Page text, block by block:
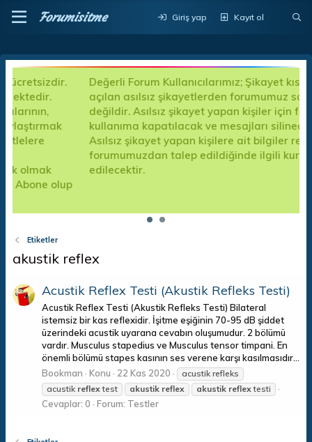
Forumisitme Giriş yap Kayıt ol
Değerli Forum Kullanıcılarımız; Şikayet kısımlarında
açılan asılsız şikayetlerden forumumuz sorumlu
değildir. Asılsız şikayet yapan kişiler için forum
kullanıma kapatılacak ve mesajları silinecektir.
Asılsız şikayet yapan kişilere ait bilgiler resmi kanalla
forumumuzdan talep edildiğinde ilgili kuruma teslim
edilecektir.
Etiketler
akustik reflex
Acustik Reflex Testi (Akustik Refleks Testi)
Acustik Reflex Testi (Akustik Refleks Testi) Bilateral
istemsiz bir kas reflexidir. İşitme eşiğinin 70-95 dB şiddet
üzerindeki acustik uyarana cevabın oluşumudur. 2 bölümü
vardır. Musculus stapedius ve Musculus tensor timpani. En
önemli bölümü stapes kasının ses verene karşı kasılmasıdır...
Bookman
Konu 22 Kas 2020
acustik refleks
acustik reflextest akustik reflex akustik reflextesti
Cevaplar: 0 Forum: Testler